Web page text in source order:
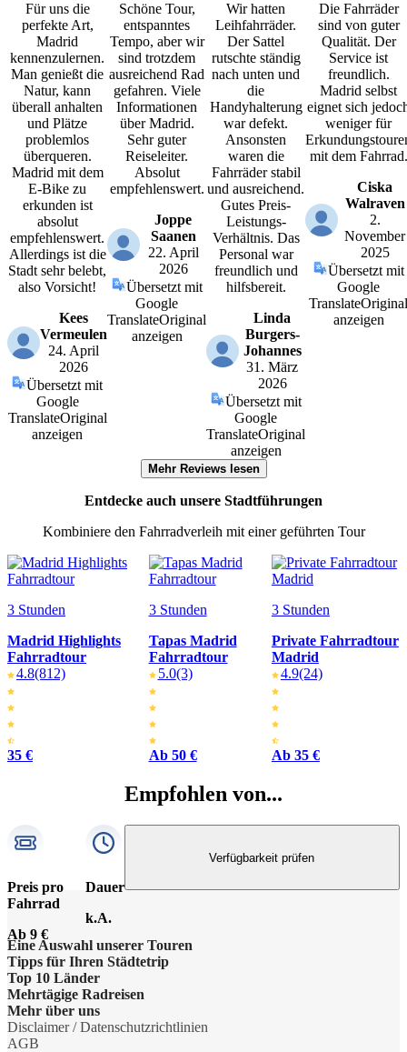
Für uns die
perfekte Art,
Madrid
kennenzulernen.
Man genießt die
Natur, kann
überall anhalten
und Plätze
problemlos
überqueren.
Madrid mit dem
E-Bike zu
erkunden ist
absolut
empfehlenswert.
Allerdings ist die
Stadt sehr belebt,
also Vorsicht!
Kees
Vermeulen
24. April
2026
Übersetzt mit
Google
TranslateOriginal
anzeigen
Schöne Tour,
entspanntes
Tempo, aber wir
sind trotzdem
ausreichend Rad
gefahren. Viele
Informationen
über Madrid.
Sehr guter
Reiseleiter.
Absolut
empfehlenswert.
Joppe
Saanen
22. April
2026
Übersetzt mit
Google
TranslateOriginal
anzeigen
Wir hatten
Leihfahrräder.
Der Sattel
rutschte ständig
nach unten und
die
Handyhalterung
war defekt.
Ansonsten
waren die
Fahrräder stabil
und ausreichend.
Gutes Preis-
Leistungs-
Verhältnis. Das
Personal war
freundlich und
hilfsbereit.
Linda
Burgers-
Johannes
31. März
2026
Übersetzt mit
Google
TranslateOriginal
anzeigen
Die Fahrräder
sind von guter
Qualität. Der
Service ist
freundlich.
Madrid selbst
eignet sich
weniger für
mit dem Fahrrad.
Ciska
Walraven
2.
November
2025
Übersetzt mit
Google
TranslateOriginal
anzeigen
Mehr Reviews lesen
Entdecke auch unsere Stadtführungen
Kombiniere den Fahrradverleih mit einer geführten Tour
3 Stunden
Madrid Highlights
Fahrradtour
4.8(812)
35 €
3 Stunden
Tapas Madrid
Fahrradtour
5.0(3)
Ab 50 €
3 Stunden
Private Fahrradtour
Madrid
4.9(24)
Ab 35 €
Empfohlen von...
Preis pro
Fahrrad
Ab 9 €
Dauer
k.A.
Verfügbarkeit prüfen
Eine Auswahl unserer Touren
Barcelona Highlights Tour
Berlin Highlights Tour
Highlights von Paris
Tipps für Ihren Städtetrip
Strände bei Athen
Barcelonas Stadtteile
Top 10 Länder
Niederlande
Deutschland
Mehrtägige Radreisen
Radreise Niederlande
Mehr über uns
Gruppenreisen
Disclaimer / Datenschutzrichtlinien
AGB